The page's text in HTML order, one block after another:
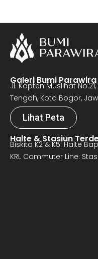
Galeri Bumi Parawira
Jl. Kapten Muslihat
Tengah, Kota Bogor,
Lihat Peta
Halte & Stasiun
Biskita K2 & K5: Halte
KRL Commuter Line: